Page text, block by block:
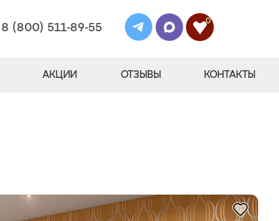
8 (800) 511-89-55
0
АКЦИИ ОТЗЫВЫ КОНТАКТЫ